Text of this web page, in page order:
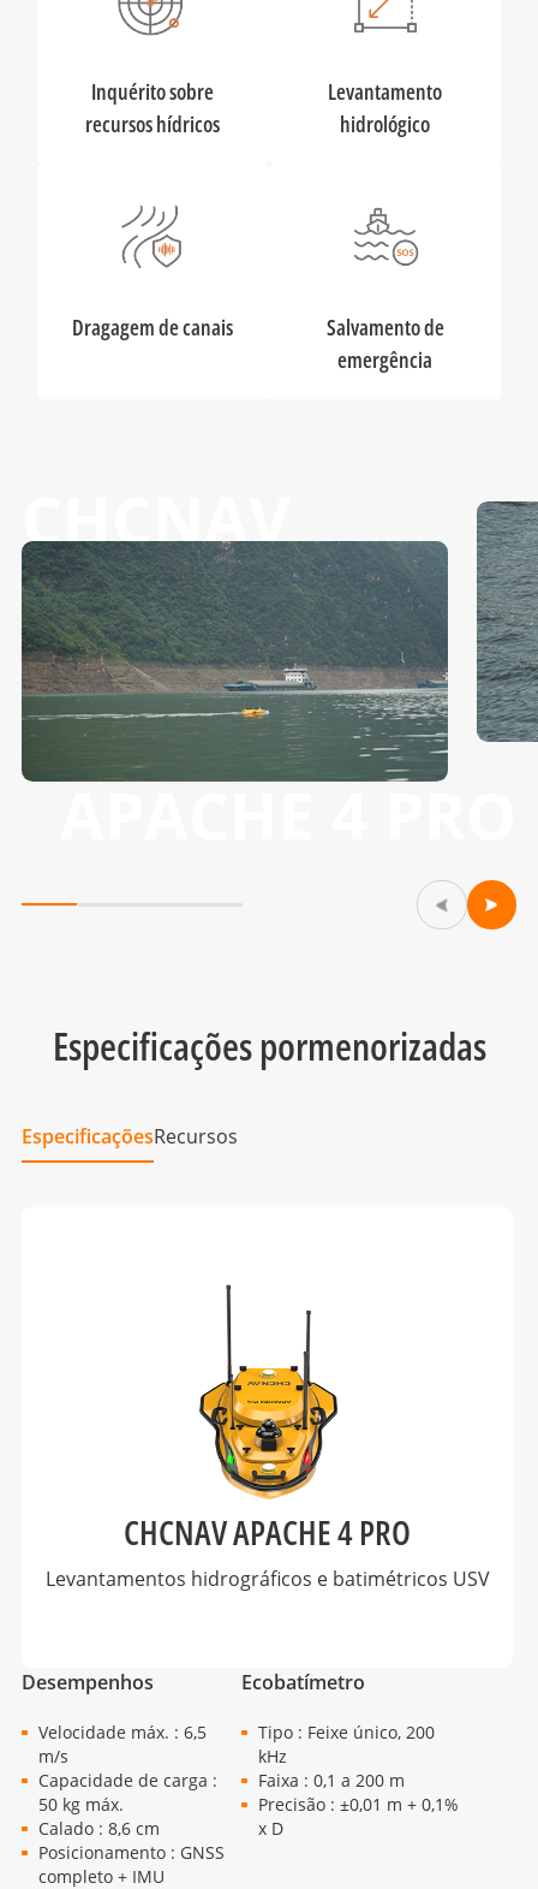
Inquérito sobre
recursos hídricos
Levantamento
hidrológico
Dragagem de canais
Salvamento de
emergência
CHCNAV
Especificações pormenorizadas
EspecificaçõesRecursos
CHCNAV APACHE 4 PRO
Levantamentos hidrográficos e batimétricos USV
Desempenhos
Velocidade máx. : 6,5
m/s
Capacidade de carga :
50 kg máx.
Calado : 8,6 cm
Posicionamento : GNSS
completo + IMU
Ecobatímetro
Tipo : Feixe único, 200
kHz
Faixa : 0,1 a 200 m
Precisão : ±0,01 m + 0,1%
x D